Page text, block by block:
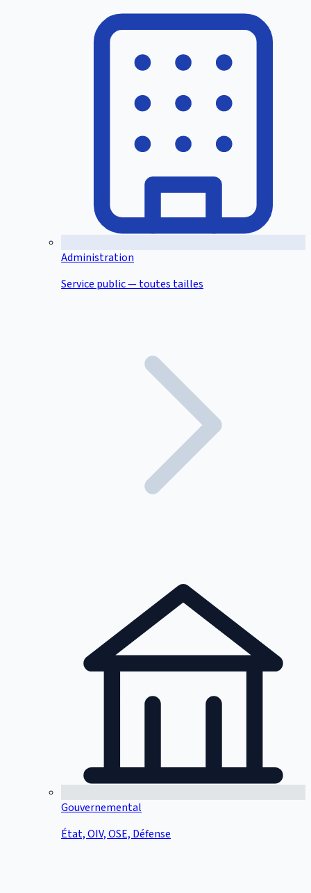
Administration
Service public — toutes tailles
Gouvernemental
État, OIV, OSE, Défense